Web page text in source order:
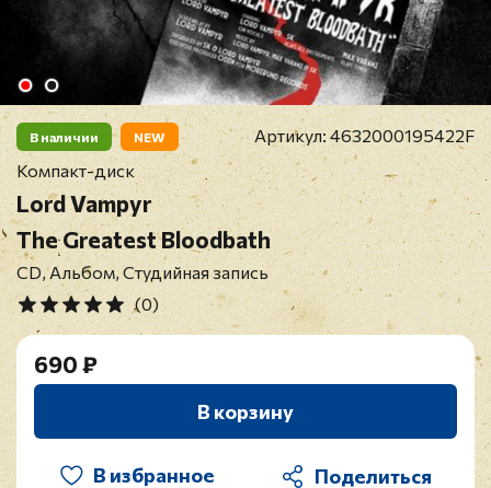
В наличии NEW Артикул: 4632000195422F
Компакт-диск
Lord Vampyr
The Greatest Bloodbath
CD, Альбом, Студийная запись
(0)
690 ₽
В корзину
В избранное